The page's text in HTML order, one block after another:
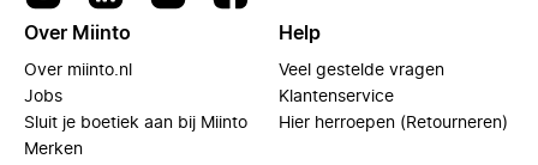
Over Miinto
Over miinto.nl
Jobs
Sluit je boetiek aan bij Miinto
Merken
Help
Veel gestelde vragen
Klantenservice
Hier herroepen (Retourneren)